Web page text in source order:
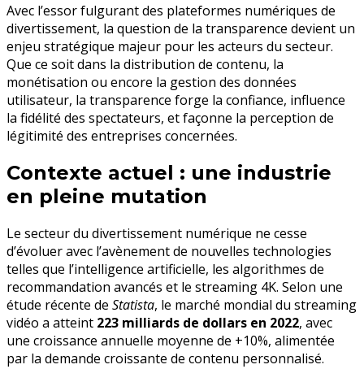
Avec l’essor fulgurant des plateformes numériques de
divertissement, la question de la transparence devient un
enjeu stratégique majeur pour les acteurs du secteur.
Que ce soit dans la distribution de contenu, la
monétisation ou encore la gestion des données
utilisateur, la transparence forge la confiance, influence
la fidélité des spectateurs, et façonne la perception de
légitimité des entreprises concernées.
Contexte actuel : une industrie
en pleine mutation
Le secteur du divertissement numérique ne cesse
d’évoluer avec l’avènement de nouvelles technologies
telles que l’intelligence artificielle, les algorithmes de
recommandation avancés et le streaming 4K. Selon une
étude récente de Statista, le marché mondial du streaming
vidéo a atteint 223 milliards de dollars en 2022, avec
une croissance annuelle moyenne de +10%, alimentée
par la demande croissante de contenu personnalisé.